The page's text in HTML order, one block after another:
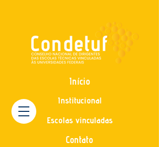
Início
Institucional
Escolas vinculadas
Contato